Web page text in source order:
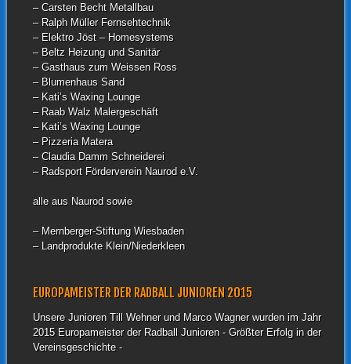
– Carsten Becht Metallbau
– Ralph Müller Fernsehtechnik
– Elektro Jöst – Homesystems
– Beltz Heizung und Sanitär
– Gasthaus zum Weissen Ross
– Blumenhaus Sand
– Kati’s Waxing Lounge
– Raab Walz Malergeschäft
– Kati’s Waxing Lounge
– Pizzeria Matera
– Claudia Damm Schneiderei
– Radsport Förderverein Naurod e.V.
alle aus Naurod sowie
– Mernberger-Stiftung Wiesbaden
– Landprodukte Klein/Niederkleen
EUROPAMEISTER DER RADBALL JUNIOREN 2015
Unsere Junioren Till Wehner und Marco Wagner wurden im Jahr
2015 Europameister der Radball Junioren - Größter Erfolg in der
Vereinsgeschichte -